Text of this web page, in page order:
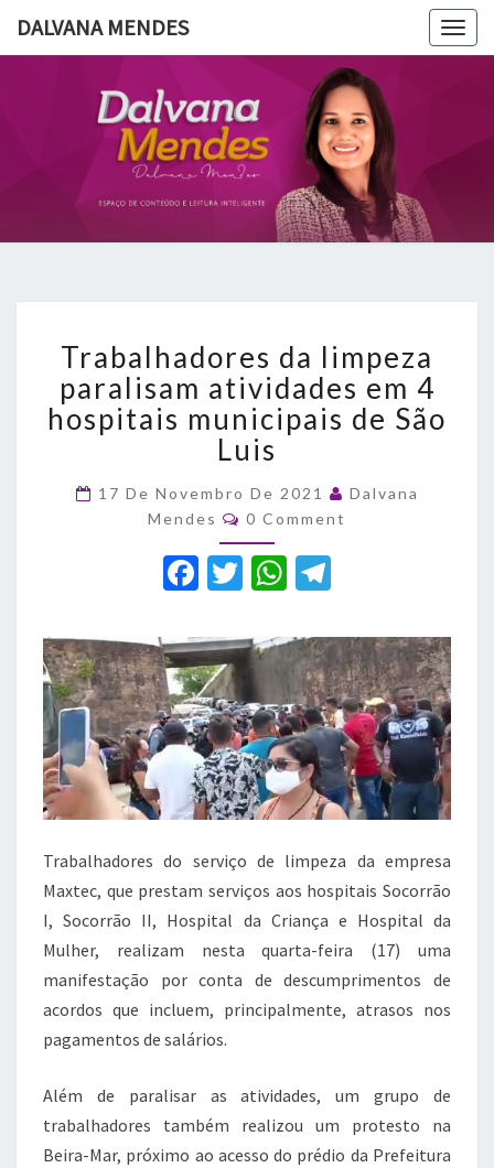
DALVANA MENDES
DALVANA
MENDES
Espaço De
Conteúdo
E Leitura
Inteligente
da
limpeza
paralisam
atividades
em
hospitais
municipais
de
São
Luis
Trabalhadores da limpeza
paralisam atividades em 4
hospitais municipais de São
Luis
17 De Novembro De 2021
Dalvana
Mendes
Comments
0 Comment
F
c
e
b
o
o
k
T
it
te
r
W
at
s
A
p
p
e
gr
a
m
Trabalhadores do serviço de limpeza da empresa
Maxtec, que prestam serviços aos hospitais Socorrão
I, Socorrão II, Hospital da Criança e Hospital da
Mulher, realizam nesta quarta-feira (17) uma
manifestação por conta de descumprimentos de
acordos que incluem, principalmente, atrasos nos
pagamentos de salários.
Além de paralisar as atividades, um grupo de
trabalhadores também realizou um protesto na
Beira-Mar, próximo ao acesso do prédio da Prefeitura